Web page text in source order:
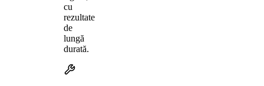
cu
rezultate
de
lungă
durată.